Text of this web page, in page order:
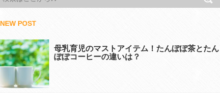
NEW POST
母乳育児のマストアイテム！たんぽぽ茶とたん
ぽぽコーヒーの違いは？